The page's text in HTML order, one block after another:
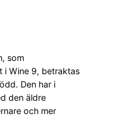
som
i Wine 9, betraktas
Den har i
den äldre
och mer